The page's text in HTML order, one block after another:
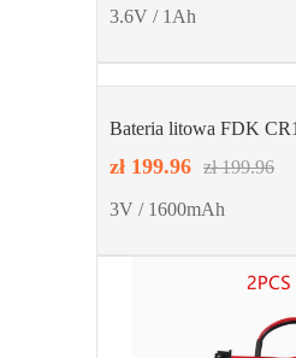
3.6V / 1Ah
Bateria litowa FDK
zł 199.96 zł 199.96
3V / 1600mAh